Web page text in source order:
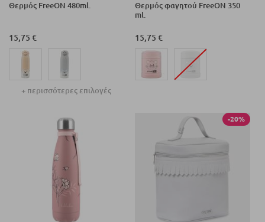
Θερμός FreeON 480ml.
15,75 €
+ περισσότερες επιλογές
Θερμός φαγητού FreeON 350
ml.
15,75 €
-20%